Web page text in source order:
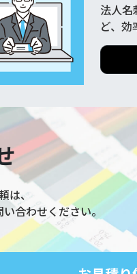
法人名
ど、効
は、
合わせください。